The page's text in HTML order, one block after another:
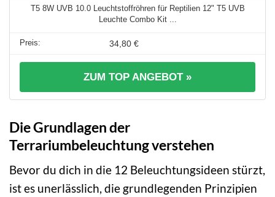
T5 8W UVB 10.0 Leuchtstoffröhren für Reptilien 12" T5 UVB
Leuchte Combo Kit ...
34,80 €
ZUM TOP ANGEBOT »
Die Grundlagen der
Terrariumbeleuchtung verstehen
Bevor du dich in die 12 Beleuchtungsideen stürzt,
ist es unerlässlich, die grundlegenden Prinzipien